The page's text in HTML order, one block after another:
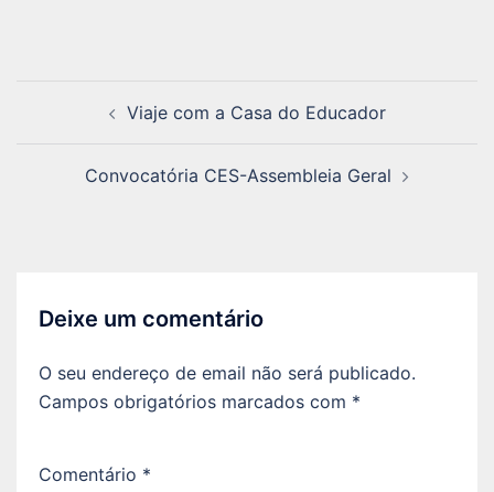
artigos
Viaje com a Casa do Educador
Convocatória CES-Assembleia Geral
Deixe um comentário
O seu endereço de email não será publicado.
Campos obrigatórios marcados com *
Comentário *